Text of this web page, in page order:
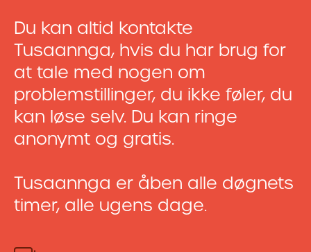
Du kan altid kontakte
Tusaannga, hvis du har brug for
at tale med nogen om
problemstillinger, du ikke føler, du
kan løse selv. Du kan ringe
anonymt og gratis.
Tusaannga er åben alle døgnets
timer, alle ugens dage.